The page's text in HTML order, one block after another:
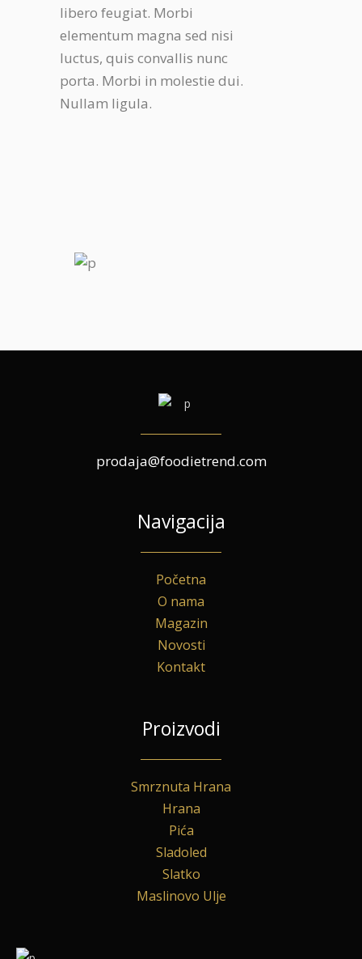
libero feugiat. Morbi
elementum magna sed nisi
luctus, quis convallis nunc
porta. Morbi in molestie dui.
Nullam ligula.
prodaja@foodietrend.com
Navigacija
Početna
O nama
Magazin
Novosti
Kontakt
Proizvodi
Smrznuta Hrana
Hrana
Pića
Sladoled
Slatko
Maslinovo Ulje